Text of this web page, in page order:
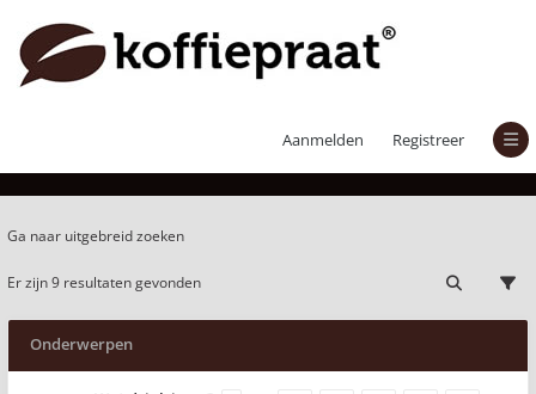
Aanmelden Registreer
Ga naar uitgebreid zoeken
Er zijn 9 resultaten gevonden
Onderwerpen